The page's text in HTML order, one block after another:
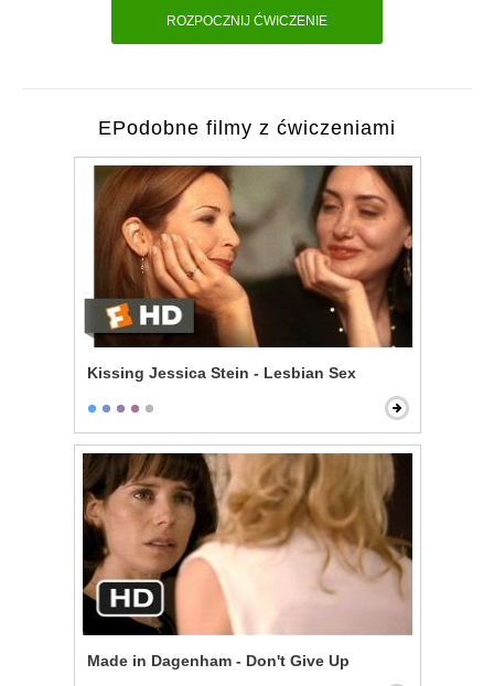
ROZPOCZNIJ ĆWICZENIE
EPodobne filmy z ćwiczeniami
Kissing Jessica Stein - Lesbian Sex
Made in Dagenham - Don't Give Up